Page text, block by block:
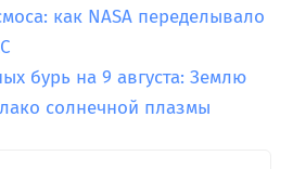
как NASA переделывало
бурь на 9 августа: Землю
солнечной плазмы